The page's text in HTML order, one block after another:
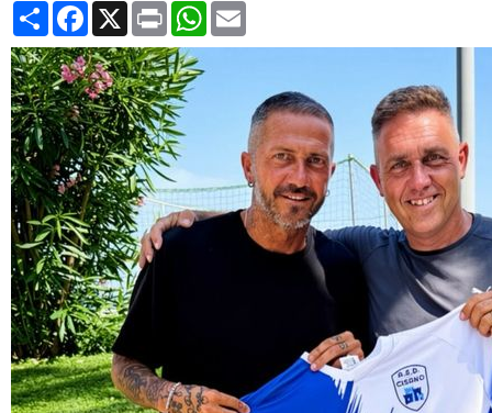
CondividiFacebook
X Print WhatsApp